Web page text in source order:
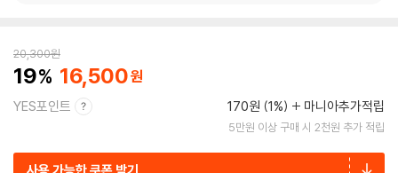
20,300원
19 16,500
YES포인트 170원 (1%) 마니아추가적립
5만원 이상 구매 시 2천원 추가 적립